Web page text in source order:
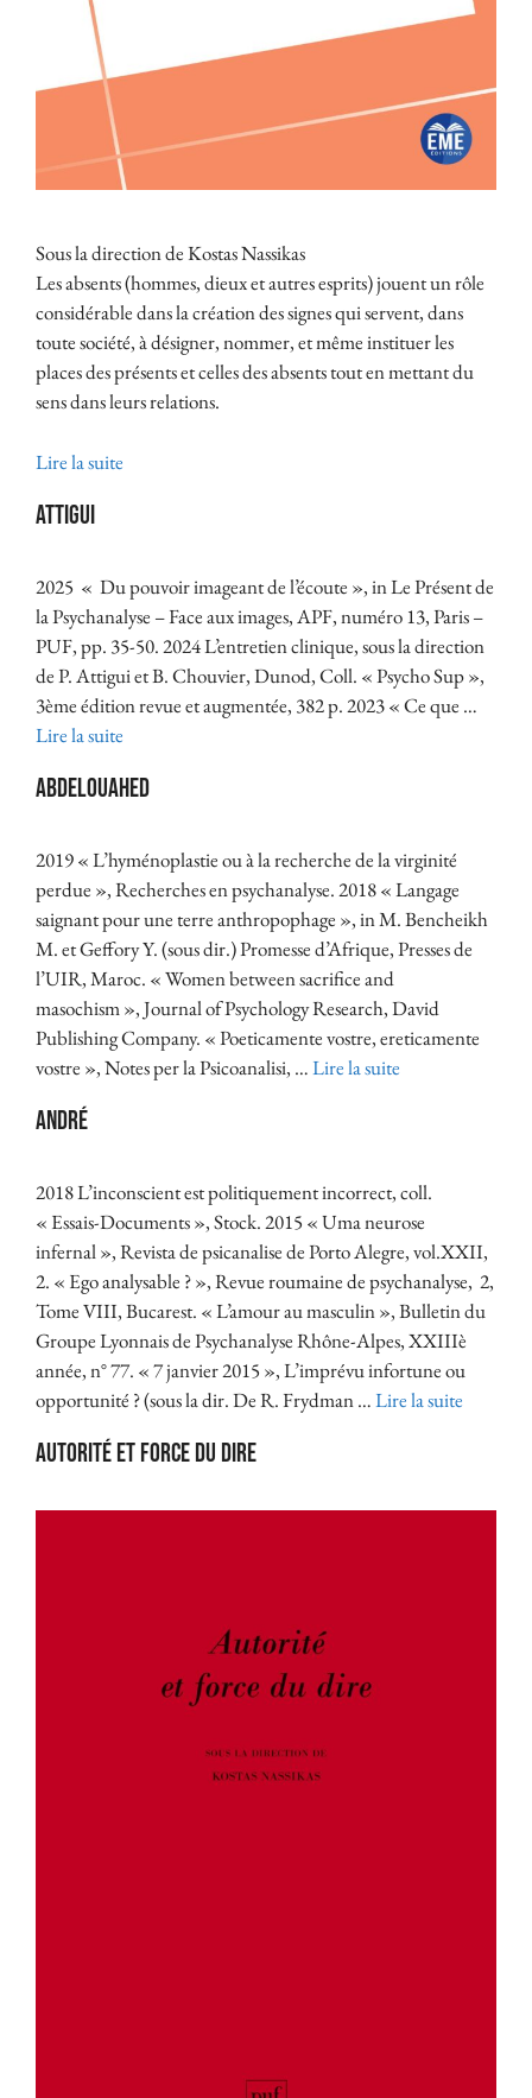
Sous la direction de Kostas Nassikas
Les absents (hommes, dieux et autres esprits) jouent un rôle
considérable dans la création des signes qui servent, dans
toute société, à désigner, nommer, et même instituer les
places des présents et celles des absents tout en mettant du
sens dans leurs relations.
Lire la suite
Attigui
2025 « Du pouvoir imageant de l’écoute », in Le Présent de
la Psychanalyse – Face aux images, APF, numéro 13, Paris –
PUF, pp. 35-50. 2024 L’entretien clinique, sous la direction
de P. Attigui et B. Chouvier, Dunod, Coll. « Psycho Sup »,
3ème édition revue et augmentée, 382 p. 2023 « Ce que …
Lire la suite
Abdelouahed
2019 « L’hyménoplastie ou à la recherche de la virginité
perdue », Recherches en psychanalyse. 2018 « Langage
saignant pour une terre anthropophage », in M. Bencheikh
M. et Geffory Y. (sous dir.) Promesse d’Afrique, Presses de
l’UIR, Maroc. « Women between sacrifice and
masochism », Journal of Psychology Research, David
Publishing Company. « Poeticamente vostre, ereticamente
vostre », Notes per la Psicoanalisi, …Lire la suite
André
2018 L’inconscient est politiquement incorrect, coll.
« Essais-Documents », Stock. 2015 « Uma neurose
infernal », Revista de psicanalise de Porto Alegre, vol.XXII,
2. « Ego analysable ? », Revue roumaine de psychanalyse, 2,
Tome VIII, Bucarest. « L’amour au masculin », Bulletin du
Groupe Lyonnais de Psychanalyse Rhône-Alpes, XXIIIè
année, n° 77. « 7 janvier 2015 », L’imprévu infortune ou
opportunité ? (sous la dir. De R. Frydman …Lire la suite
Autorité et force du dire